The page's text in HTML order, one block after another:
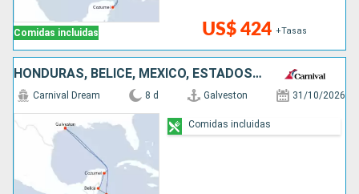
Comidas incluidas US$ 424 +Tasas
HONDURAS, BELICE, MÉXICO, ESTADOS UNIDOS
Carnival Dream 8 d Galveston 31/10/2026
Comidas incluidas